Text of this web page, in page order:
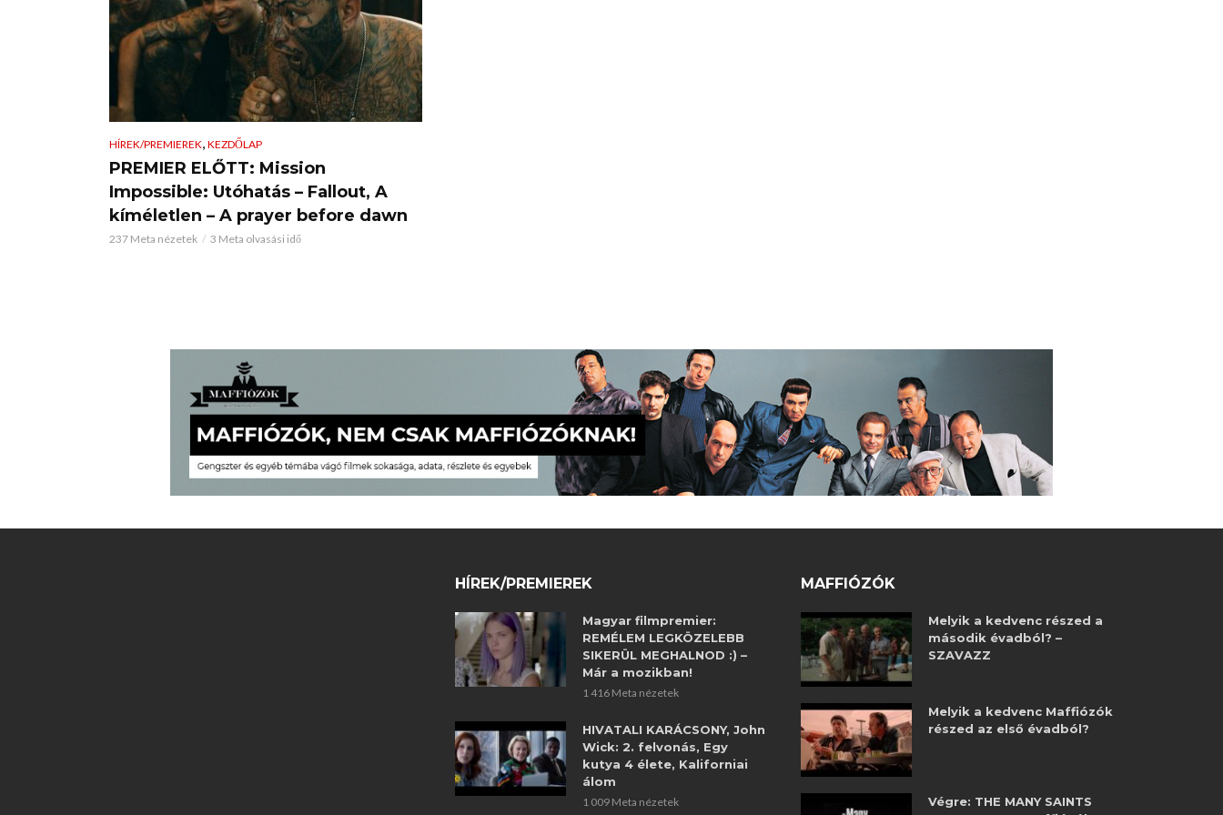
HÍREK/PREMIEREK KEZDŐLAP
PREMIER ELŐTT: Mission
Impossible: Utóhatás – Fallout, A
kíméletlen – A prayer before dawn
237 Meta nézetek 3 Meta olvasási idő
HÍREK/PREMIEREK
Magyar filmpremier:
REMÉLEM LEGKÖZELEBB
SIKERÜL MEGHALNOD :) –
Már a mozikban!
1 416 Meta nézetek
HIVATALI KARÁCSONY, John
Wick: 2. felvonás, Egy
kutya 4 élete, Kaliforniai
álom
1 009 Meta nézetek
MAFFIÓZÓK
Melyik a kedvenc részed a
második évadból? –
SZAVAZZ
Melyik a kedvenc Maffiózók
részed az első évadból?
Végre: THE MANY SAINTS